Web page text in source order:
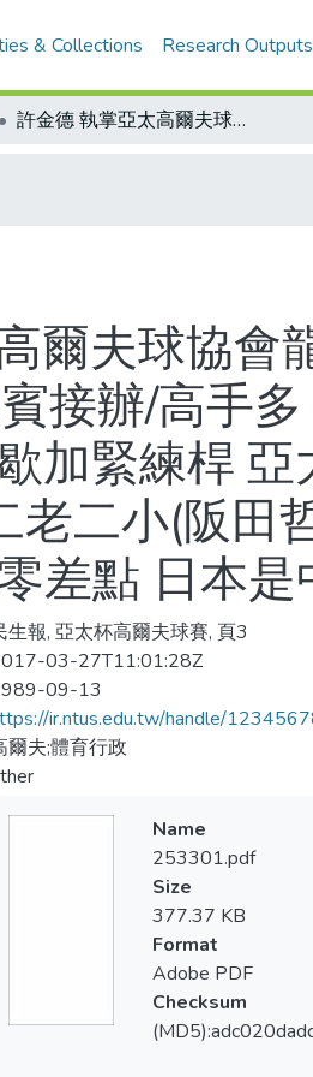
& Collections Research Outputs
許金德 執掌亞太高爾夫球協會龍頭 亞太年會昨天台北召開 1991年大賽菲律賓接辦/高手多 大人物也多 亞太高爾夫球協會冠蓋雲集/風雨稍歇加緊練桿 亞太高球賽今舉行/亞太杯高爾夫球賽勁旅介紹3-3 二老二小(阪田哲男、尾家清孝、川岸良兼、丸山茂樹)四人均是零差點 日本是中華隊最可怕的對手
爾夫球協會
接辦/高手
加緊練桿
二小(阪田
差點 日本
生報, 亞太杯高爾夫球賽, 頁3
03-27T11:01:28Z
09-13
ir.ntus.edu.tw/handle/
爾夫;體育行政
Name
253301.pdf
Size
377.37 KB
Format
Adobe PDF
Checksum